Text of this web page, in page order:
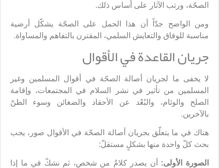
الصحّة، ورتب الآثار على أساس ذلك.
ومن الواضح جدّاً أن هذا الحمل على الصحّة يشكّل أرضية
مناسبة للوفاق والتعايش السلمي، المقترن بالتفاهم والمساواة.
جريان القاعدة في الأقوال
لا يخفى ما لجريان أصالة الصحّة في أقوال المسلمين وغير
المسلمين من تأثير في نشر السلام في المجتمعات، وإقامة
الصلح والوئام، والبُعْد عن الأحقاد والضغائن وسوء الظنّ
بالآخرين.
هناك في ما يتعلّق بجريان أصالة الصحّة في الأقوال صور، يجب
بحث كلّ واحدة منها بشكلٍ مستقلّ:
الصورة الأولى: أن يصدر كلامٌ من شخص، ثم نشكّ في ما إذا